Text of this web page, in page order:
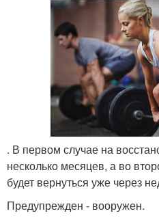
. В первом случае на
несколько месяцев, а во
будет вернуться уже через
Предупрежден - вооружен.